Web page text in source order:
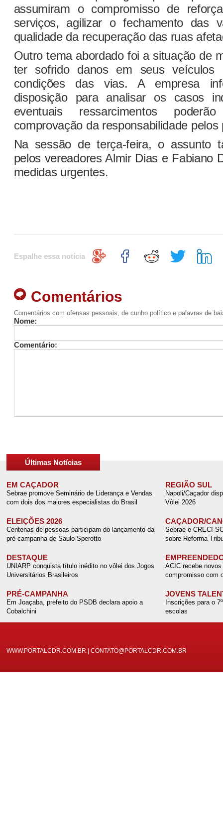
assumiram o compromisso de
serviços, agilizar o fechamento das
qualidade da recuperação das ruas
Outro tema abordado foi a situação de
ter sofrido danos em seus veículos
condições das vias. A empresa
disposição para analisar os casos
eventuais ressarcimentos
comprovação da responsabilidade pelos
Na sessão de terça-feira, o assunto
pelos vereadores Almir Dias e Fabiano
medidas urgentes.
Espalhe essa notícia
Comentários
Comentários com ofensas pessoais, de cunho político e palavras de
Nome:
Comentário:
Últimas Notícias
EM CAÇADOR
Sebrae promove Seminário de Liderança e Vendas
com dois dos maiores especialistas do Brasil
REGIÃO SUL
Napoli/Caçador
Vôlei 2026
ELEIÇÕES 2026
Centenas de pessoas participam do lançamento da
pré-campanha de Saulo Sperotto
CAÇADOR/
Sebrae e CRECI-
sobre Reforma
DESTAQUE
UNIARP conquista título inédito no vôlei dos Jogos
Universitários Brasileiros
ACIC recebe
compromisso com
PRÉ-CAMPANHA
Em Joaçaba, prefeito do PSDB declara apoio a
Cobalchini
JOVENS
Inscrições para o
escolas
WWW.PORTALCDR.COM.BR | CONTATO@PORTALCDR.COM.BR